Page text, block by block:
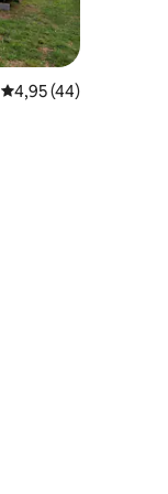
Calificación
4,95 (44)